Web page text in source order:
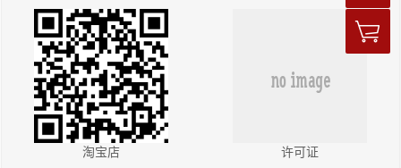
淘宝店 许可证